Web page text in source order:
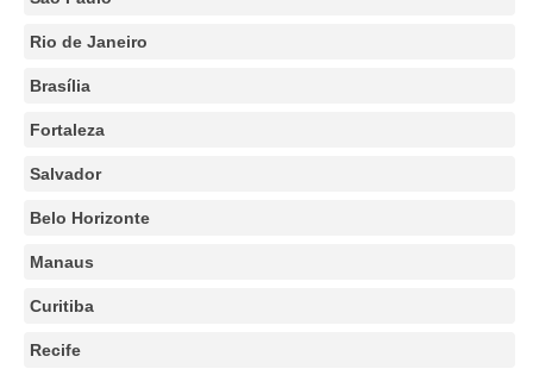
Rio de Janeiro
Brasília
Fortaleza
Salvador
Belo Horizonte
Manaus
Curitiba
Recife